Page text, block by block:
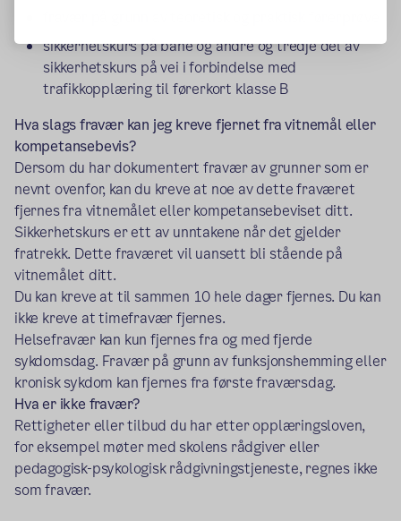
sikkerhetskurs på bane og andre og tredje del av
sikkerhetskurs på vei i forbindelse med
trafikkopplæring til førerkort klasse B
Hva slags fravær kan jeg kreve fjernet fra vitnemål eller
kompetansebevis?
Dersom du har dokumentert fravær av grunner som er
nevnt ovenfor, kan du kreve at noe av dette fraværet
fjernes fra vitnemålet eller kompetansebeviset ditt.
Sikkerhetskurs er ett av unntakene når det gjelder
fratrekk. Dette fraværet vil uansett bli stående på
vitnemålet ditt.
Du kan kreve at til sammen 10 hele dager fjernes. Du kan
ikke kreve at timefravær fjernes.
Helsefravær kan kun fjernes fra og med fjerde
sykdomsdag. Fravær på grunn av funksjonshemming eller
kronisk sykdom kan fjernes fra første fraværsdag.
Hva er ikke fravær?
Rettigheter eller tilbud du har etter opplæringsloven,
for eksempel møter med skolens rådgiver eller
pedagogisk-psykologisk rådgivningstjeneste, regnes ikke
som fravær.